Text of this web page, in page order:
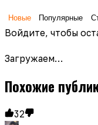
Новые Популярные
Войдите, чтобы
Загружаем…
Похожие
32